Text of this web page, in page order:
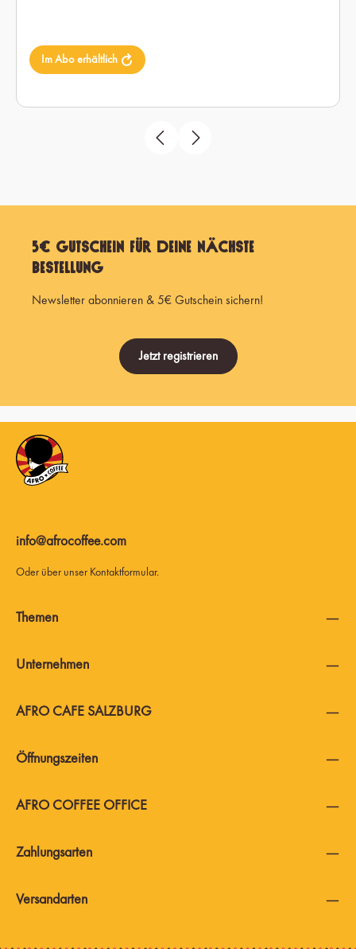
Im Abo erhältlich
5€ Gutschein für Deine nächste
Bestellung
Newsletter abonnieren & 5€ Gutschein sichern!
Jetzt registrieren
info@afrocoffee.com
Oder über unser Kontaktformular.
AFRO COFFEE OFFICE
AFRO CAFE SALZBURG
Zahlungsarten
Themen
Unternehmen
Öffnungszeiten
Versandarten